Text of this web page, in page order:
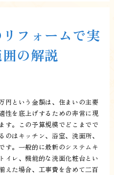
フォームで実
の解説
円という金額は、住まいの主要
性を底上げするための非常に現
す。この予算規模でどこまでで
はキッチン、浴室、洗面所、
す。一般的に最新のシステムキ
イレ、機能的な洗面化粧台とい
えた場合、工事費を含めて二百